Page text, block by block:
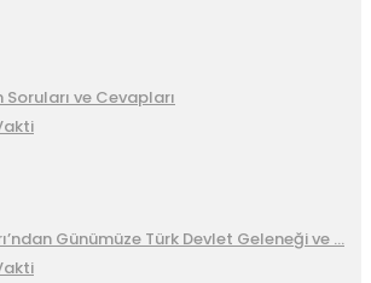
Soruları ve Cevapları
Günümüze Türk Devlet Geleneği ve …